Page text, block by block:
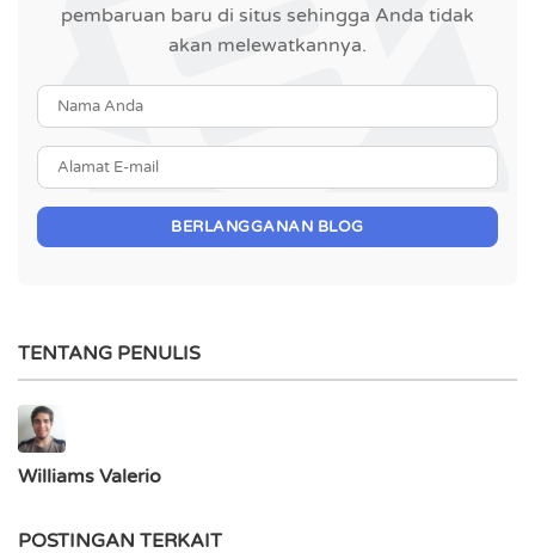
pembaruan baru di situs sehingga Anda tidak
akan melewatkannya.
BERLANGGANAN BLOG
TENTANG PENULIS
Williams Valerio
POSTINGAN TERKAIT